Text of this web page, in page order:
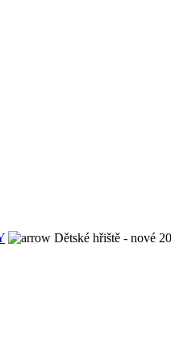
Dětské hřiště - nové